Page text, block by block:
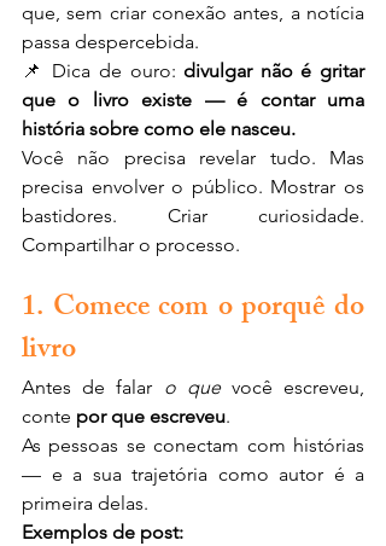
que, sem criar conexão antes, a notícia
passa despercebida.
📌 Dica de ouro: divulgar não é gritar
que o livro existe — é contar uma
história sobre como ele nasceu.
Você não precisa revelar tudo. Mas
precisa envolver o público. Mostrar os
bastidores. Criar curiosidade.
Compartilhar o processo.
1. Comece com o porquê do
livro
Antes de falar o que você escreveu,
conte por que escreveu.
As pessoas se conectam com histórias
— e a sua trajetória como autor é a
primeira delas.
Exemplos de post: